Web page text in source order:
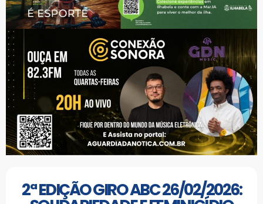
2ª EDIÇÃO GIRO ABC 26/02/2026: